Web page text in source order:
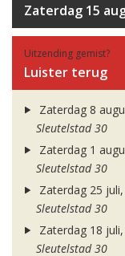
Zaterdag 15
Uitzending gemist?
Luister terug
Zaterdag 8
Sleutelstad 30
Zaterdag 1
Sleutelstad 30
Zaterdag 25
Sleutelstad 30
Zaterdag 18
Sleutelstad 30